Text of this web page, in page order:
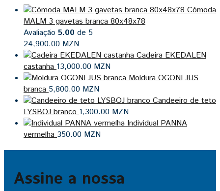
Cómoda
MALM 3 gavetas branca 80x48x78
Avaliação 5.00 de 5
24,900.00 MZN
Cadeira EKEDALEN
castanha 13,000.00 MZN
Moldura OGONLJUS
branca 5,800.00 MZN
Candeeiro de teto
LYSBOJ branco 1,300.00 MZN
Individual PANNA
vermelha 350.00 MZN
Assine a nossa